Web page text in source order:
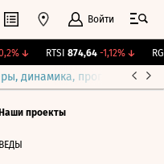
Войти
↓ RTSI 874,64 -1,12%↓
динамика, прогнозы
Наши проекты
ВЕДЫ